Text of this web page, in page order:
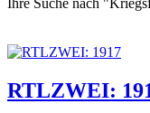
RTLZWEI: